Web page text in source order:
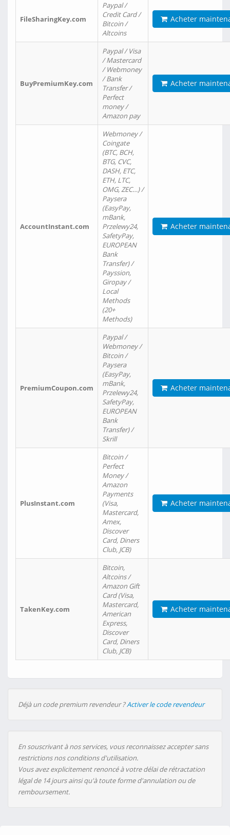
FileSharingKey.com
Paypal /
Credit Card /
Bitcoin /
Altcoins
Acheter
BuyPremiumKey.com
Paypal / Visa
/ Mastercard
/ Webmoney
/ Bank
Transfer /
Perfect
money /
Amazon pay
Acheter
AccountInstant.com
Webmoney /
Coingate
(BTC, BCH,
BTG, CVC,
DASH, ETC,
ETH, LTC,
OMG, ZEC…) /
Paysera
(EasyPay,
mBank,
Przelewy24,
SafetyPay,
EUROPEAN
Bank
Transfer) /
Payssion,
Giropay /
Local
Methods
(20+
Methods)
Acheter
PremiumCoupon.com
Paypal /
Webmoney /
Bitcoin /
Paysera
(EasyPay,
mBank,
Przelewy24,
SafetyPay,
EUROPEAN
Bank
Transfer) /
Skrill
Acheter
PlusInstant.com
Bitcoin /
Perfect
Money /
Amazon
Payments
(Visa,
Mastercard,
Amex,
Discover
Card, Diners
Club, JCB)
Acheter
TakenKey.com
Bitcoin,
Altcoins /
Amazon Gift
Card (Visa,
Mastercard,
American
Express,
Discover
Card, Diners
Club, JCB)
Acheter
Déjà un code premium revendeur ?Activer le code revendeur
En souscrivant à nos services, vous reconnaissez accepter sans
restrictions nos conditions d'utilisation.
Vous avez explicitement renoncé à votre délai de rétractation
légal de 14 jours ainsi qu'à toute forme d'annulation ou de
remboursement.